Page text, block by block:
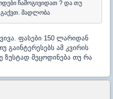
ჩამოგივიდათ ? და თუ
მადლობა
ფასები 150 ლარიდან
გაინტერესებს ამ კვირის
ზუსტად მეცოდინება თუ რა